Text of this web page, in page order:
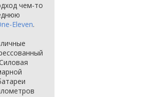
чем-то
Eleven.